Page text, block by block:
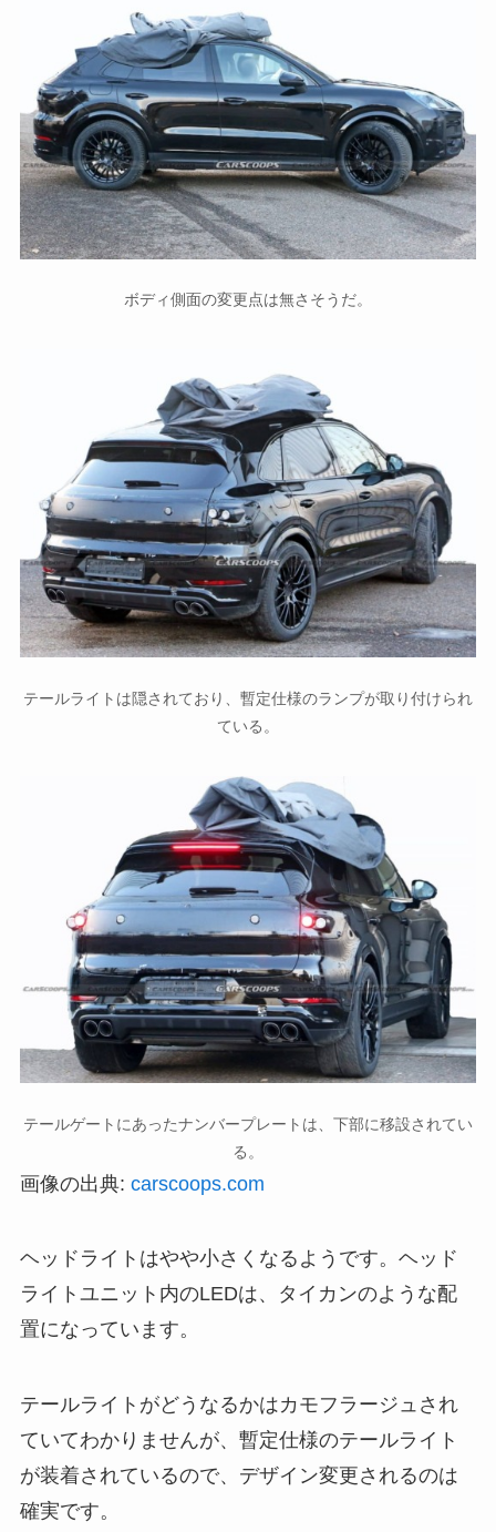
ボディ側面の変更点は無さそうだ。
テールライトは隠されており、暫定仕様のランプが取り付けられ
ている。
テールゲートにあったナンバープレートは、下部に移設されてい
る。
画像の出典: carscoops.com
ヘッドライトはやや小さくなるようです。ヘッド
ライトユニット内のLEDは、タイカンのような配
置になっています。
テールライトがどうなるかはカモフラージュされ
ていてわかりませんが、暫定仕様のテールライト
が装着されているので、デザイン変更されるのは
確実です。